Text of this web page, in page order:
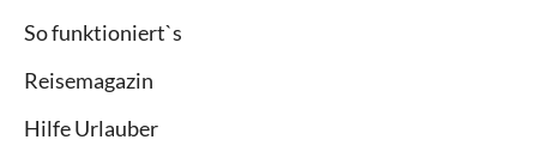
So funktioniert`s
Reisemagazin
Hilfe Urlauber